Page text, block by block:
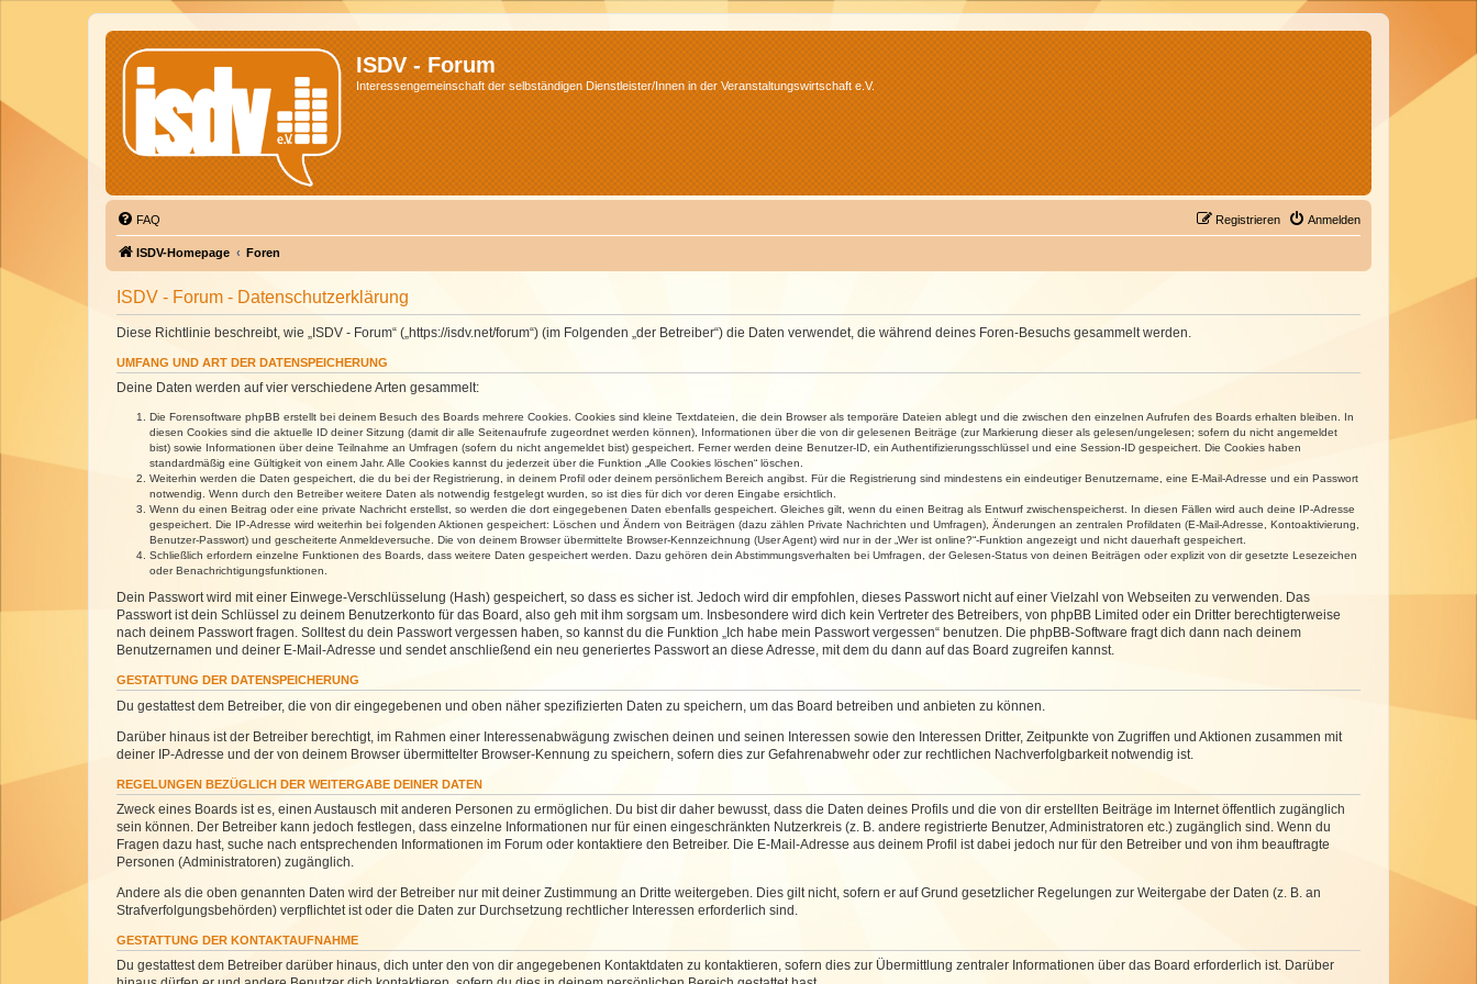
ISDV - Forum
Interessengemeinschaft der selbständigen Dienstleister/Innen in der Veranstaltungswirtschaft e.V.
FAQ Anmelden
Registrieren
ISDV-Homepage Foren
ISDV - Forum - Datenschutzerklärung
Diese Richtlinie beschreibt, wie „ISDV - Forum“ („https://isdv.net/forum“) (im Folgenden „der Betreiber“) die Daten verwendet, die während deines Foren-Besuchs gesammelt werden.
UMFANG UND ART DER DATENSPEICHERUNG
Deine Daten werden auf vier verschiedene Arten gesammelt:
Die Forensoftware phpBB erstellt bei deinem Besuch des Boards mehrere Cookies. Cookies sind kleine Textdateien, die dein Browser als temporäre Dateien ablegt und die zwischen den einzelnen Aufrufen des Boards erhalten bleiben. In
diesen Cookies sind die aktuelle ID deiner Sitzung (damit dir alle Seitenaufrufe zugeordnet werden können), Informationen über die von dir gelesenen Beiträge (zur Markierung dieser als gelesen/ungelesen; sofern du nicht angemeldet
bist) sowie Informationen über deine Teilnahme an Umfragen (sofern du nicht angemeldet bist) gespeichert. Ferner werden deine Benutzer-ID, ein Authentifizierungsschlüssel und eine Session-ID gespeichert. Die Cookies haben
standardmäßig eine Gültigkeit von einem Jahr. Alle Cookies kannst du jederzeit über die Funktion „Alle Cookies löschen“ löschen.
Weiterhin werden die Daten gespeichert, die du bei der Registrierung, in deinem Profil oder deinem persönlichem Bereich angibst. Für die Registrierung sind mindestens ein eindeutiger Benutzername, eine E-Mail-Adresse und ein Passwort
notwendig. Wenn durch den Betreiber weitere Daten als notwendig festgelegt wurden, so ist dies für dich vor deren Eingabe ersichtlich.
Wenn du einen Beitrag oder eine private Nachricht erstellst, so werden die dort eingegebenen Daten ebenfalls gespeichert. Gleiches gilt, wenn du einen Beitrag als Entwurf zwischenspeicherst. In diesen Fällen wird auch deine IP-Adresse
gespeichert. Die IP-Adresse wird weiterhin bei folgenden Aktionen gespeichert: Löschen und Ändern von Beiträgen (dazu zählen Private Nachrichten und Umfragen), Änderungen an zentralen Profildaten (E-Mail-Adresse, Kontoaktivierung,
Benutzer-Passwort) und gescheiterte Anmeldeversuche. Die von deinem Browser übermittelte Browser-Kennzeichnung (User Agent) wird nur in der „Wer ist online?“-Funktion angezeigt und nicht dauerhaft gespeichert.
Schließlich erfordern einzelne Funktionen des Boards, dass weitere Daten gespeichert werden. Dazu gehören dein Abstimmungsverhalten bei Umfragen, der Gelesen-Status von deinen Beiträgen oder explizit von dir gesetzte Lesezeichen
oder Benachrichtigungsfunktionen.
Dein Passwort wird mit einer Einwege-Verschlüsselung (Hash) gespeichert, so dass es sicher ist. Jedoch wird dir empfohlen, dieses Passwort nicht auf einer Vielzahl von Webseiten zu verwenden. Das
Passwort ist dein Schlüssel zu deinem Benutzerkonto für das Board, also geh mit ihm sorgsam um. Insbesondere wird dich kein Vertreter des Betreibers, von phpBB Limited oder ein Dritter berechtigterweise
nach deinem Passwort fragen. Solltest du dein Passwort vergessen haben, so kannst du die Funktion „Ich habe mein Passwort vergessen“ benutzen. Die phpBB-Software fragt dich dann nach deinem
Benutzernamen und deiner E-Mail-Adresse und sendet anschließend ein neu generiertes Passwort an diese Adresse, mit dem du dann auf das Board zugreifen kannst.
GESTATTUNG DER DATENSPEICHERUNG
Du gestattest dem Betreiber, die von dir eingegebenen und oben näher spezifizierten Daten zu speichern, um das Board betreiben und anbieten zu können.
Darüber hinaus ist der Betreiber berechtigt, im Rahmen einer Interessenabwägung zwischen deinen und seinen Interessen sowie den Interessen Dritter, Zeitpunkte von Zugriffen und Aktionen zusammen mit
deiner IP-Adresse und der von deinem Browser übermittelter Browser-Kennung zu speichern, sofern dies zur Gefahrenabwehr oder zur rechtlichen Nachverfolgbarkeit notwendig ist.
REGELUNGEN BEZÜGLICH DER WEITERGABE DEINER DATEN
Zweck eines Boards ist es, einen Austausch mit anderen Personen zu ermöglichen. Du bist dir daher bewusst, dass die Daten deines Profils und die von dir erstellten Beiträge im Internet öffentlich zugänglich
sein können. Der Betreiber kann jedoch festlegen, dass einzelne Informationen nur für einen eingeschränkten Nutzerkreis (z. B. andere registrierte Benutzer, Administratoren etc.) zugänglich sind. Wenn du
Fragen dazu hast, suche nach entsprechenden Informationen im Forum oder kontaktiere den Betreiber. Die E-Mail-Adresse aus deinem Profil ist dabei jedoch nur für den Betreiber und von ihm beauftragte
Personen (Administratoren) zugänglich.
Andere als die oben genannten Daten wird der Betreiber nur mit deiner Zustimmung an Dritte weitergeben. Dies gilt nicht, sofern er auf Grund gesetzlicher Regelungen zur Weitergabe der Daten (z. B. an
Strafverfolgungsbehörden) verpflichtet ist oder die Daten zur Durchsetzung rechtlicher Interessen erforderlich sind.
GESTATTUNG DER KONTAKTAUFNAHME
Du gestattest dem Betreiber darüber hinaus, dich unter den von dir angegebenen Kontaktdaten zu kontaktieren, sofern dies zur Übermittlung zentraler Informationen über das Board erforderlich ist. Darüber